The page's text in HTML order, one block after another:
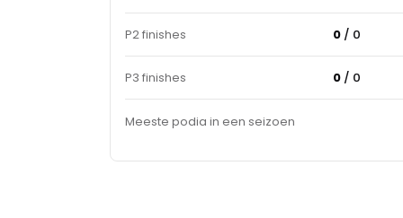
P2 finishes 0 / 0
P3 finishes 0 / 0
Meeste podia in een seizoen